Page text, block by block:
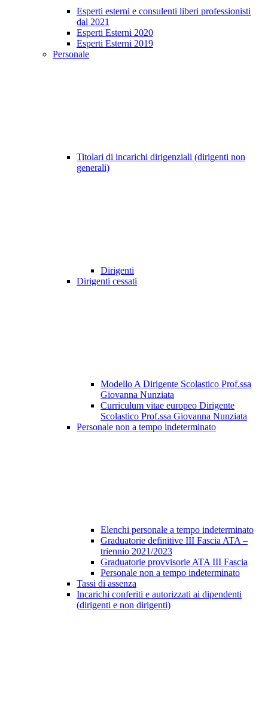
Esperti esterni e consulenti liberi professionisti
dal 2021
Esperti Esterni 2020
Esperti Esterni 2019
Personale
Titolari di incarichi dirigenziali (dirigenti non
generali)
Dirigenti
Dirigenti cessati
Modello A Dirigente Scolastico Prof.ssa
Giovanna Nunziata
Curriculum vitae europeo Dirigente
Scolastico Prof.ssa Giovanna Nunziata
Personale non a tempo indeterminato
Elenchi personale a tempo indeterminato
Graduatorie definitive III Fascia ATA –
triennio 2021/2023
Graduatorie provvisorie ATA III Fascia
Personale non a tempo indeterminato
Tassi di assenza
Incarichi conferiti e autorizzati ai dipendenti
(dirigenti e non dirigenti)